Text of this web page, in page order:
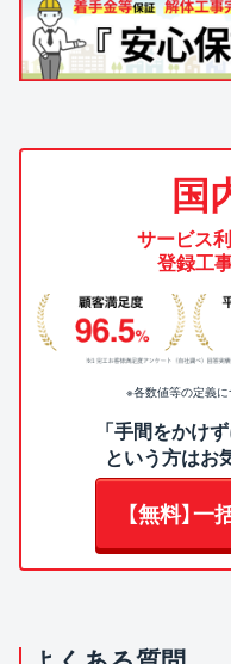
国
サービス
登録工
※各数値等の定義に
「手間をかけ
という方はお
【無料】